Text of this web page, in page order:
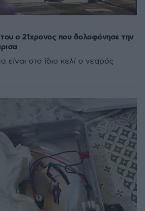
ο 21χρονος που δολοφόνησε την
είναι στο ίδιο κελί ο νεαρός